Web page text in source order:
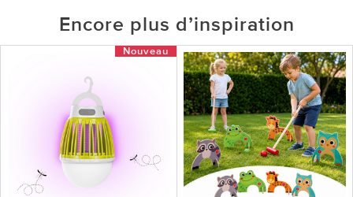
Encore plus d’inspiration
Nouveau